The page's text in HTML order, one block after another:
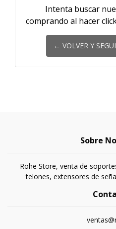
Intenta buscar
comprando al hacer
← VOLVER Y
Sobre
Rohe Store, venta de
telones, extensores de